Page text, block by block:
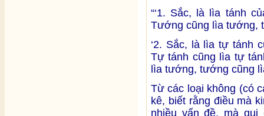
“‘1. Sắc, là lìa tánh
Tướng cũng lìa tướng,
‘2. Sắc, là lìa tự tánh
Tự tánh cũng lìa tự
lìa tướng, tướng cũng
Từ các loại không (có
kê, biết rằng điều mà
nhiều vấn đề, mà